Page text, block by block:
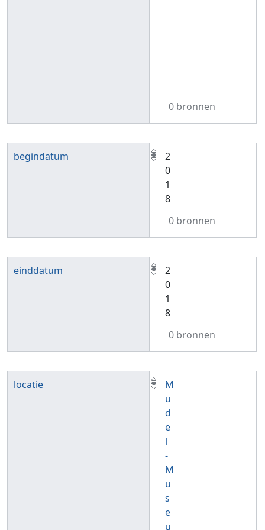
0 bronnen
begindatum
2
0
1
8
0 bronnen
einddatum
2
0
1
8
0 bronnen
locatie
M
u
d
e
l
-
M
u
s
e
u